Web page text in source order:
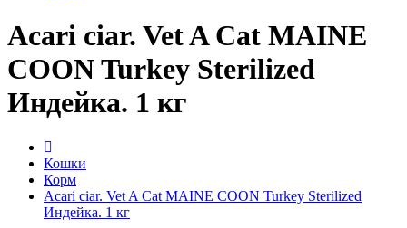
Acari ciar. Vet A Cat MAINE
COON Turkey Sterilized
Индейка. 1 кг
Кошки
Корм
Acari ciar. Vet A Cat MAINE COON Turkey Sterilized
Индейка. 1 кг